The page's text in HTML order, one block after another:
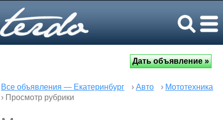
Все объявления — Екатеринбург › Авто › Мототехника
› Просмотр рубрики